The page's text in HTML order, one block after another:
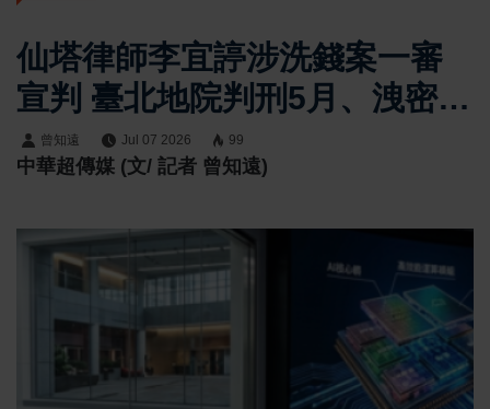
仙塔律師李宜諪涉洗錢案一審
宣判 臺北地院判刑5月、洩密罪
部分獲判無罪
曾知遠 Jul 07 2026 99
中華超傳媒 (文/ 記者 曾知遠)